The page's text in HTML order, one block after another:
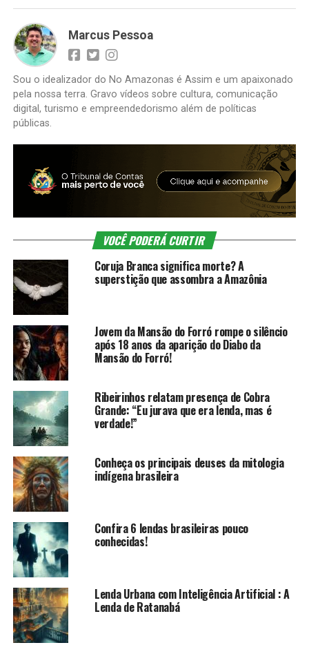
Marcus Pessoa
Sou o idealizador do No Amazonas é Assim e um apaixonado
pela nossa terra. Gravo vídeos sobre cultura, comunicação
digital, turismo e empreendedorismo além de políticas
públicas.
VOCÊ PODERÁ CURTIR
Coruja Branca significa morte? A
superstição que assombra a Amazônia
Jovem da Mansão do Forró rompe o silêncio
após 18 anos da aparição do Diabo da
Mansão do Forró!
Ribeirinhos relatam presença de Cobra
Grande: “Eu jurava que era lenda, mas é
verdade!”
Conheça os principais deuses da mitologia
indígena brasileira
Confira 6 lendas brasileiras pouco
conhecidas!
Lenda Urbana com Inteligência Artificial : A
Lenda de Ratanabá